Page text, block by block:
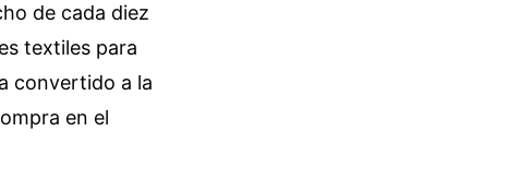
de cada diez
textiles para
convertido a la
en el